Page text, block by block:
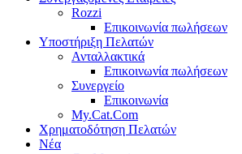
Rozzi
Επικοινωνία πωλήσεων
Υποστήριξη Πελατών
Ανταλλακτικά
Επικοινωνία πωλήσεων
Συνεργείο
Επικοινωνία
My.Cat.Com
Χρηματοδότηση Πελατών
Νέα